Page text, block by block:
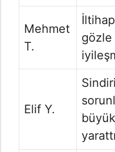
Mehmet
T.
Elif Y.